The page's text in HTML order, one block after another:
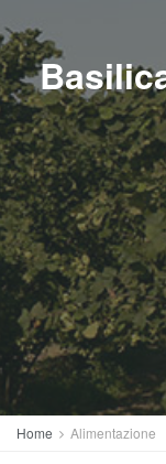
Home Alimentazione